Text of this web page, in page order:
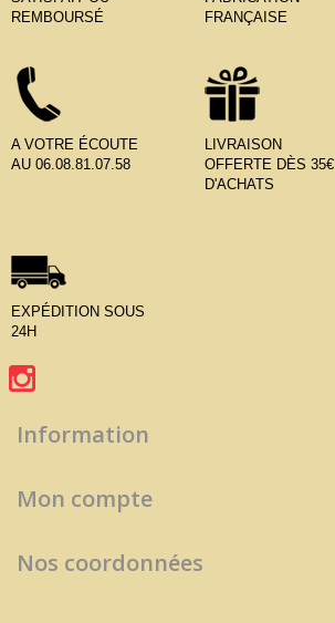
REMBOURSÉ
FRANÇAISE
A VOTRE ÉCOUTE
AU 06.08.81.07.58
LIVRAISON
OFFERTE DÈS 35€
D'ACHATS
EXPÉDITION SOUS
24H
Information
Mon compte
Nos coordonnées